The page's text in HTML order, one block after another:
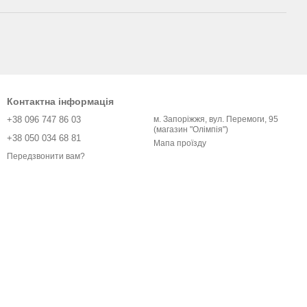
Контактна інформація
+38 096 747 86 03
+38 050 034 68 81
Передзвонити вам?
м. Запоріжжя, вул. Перемоги, 95
(магазин "Олімпія")
Мапа проїзду